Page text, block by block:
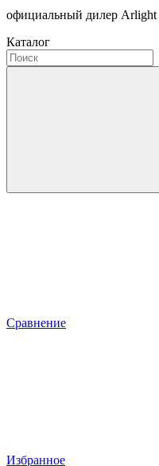
официальный дилер Arlight
Каталог
Сравнение
Избранное